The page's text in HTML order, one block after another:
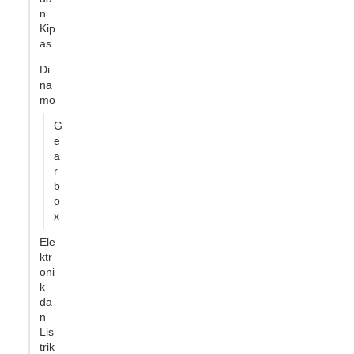
n
Kip
as
Di
na
mo
G
e
a
r
b
o
x
Ele
ktr
oni
k
da
n
Lis
trik